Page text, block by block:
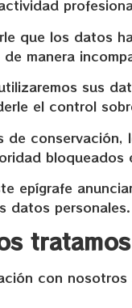
que los datos
manera
sus
el control
de
epígrafe
datos
con